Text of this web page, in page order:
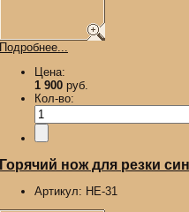
Подробнее...
Цена:
1 900 руб.
Кол-во:
Горячий нож для резки
Артикул: HE-31